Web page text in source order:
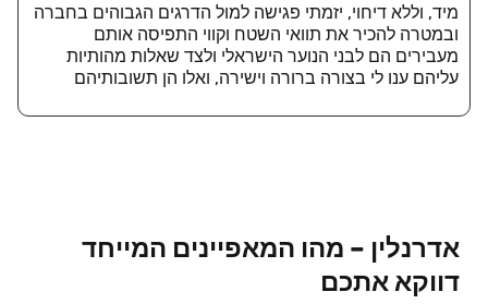
מיד, וללא דיחוי, יזמתי פגישה למול הדרגים הגבוהים בחברה
ובמטרה להכיר את תוואי השטח וקווי התפיסה אותם
מעבירים הם לבני הנוער הישראלי ולצד שאלות מהותיות
עליהם ענו לי בצורה ברורה וישירה, ואלו הן תשובותיהם
אדרנלין – מהו המאפיינים המייחד
דווקא אתכם